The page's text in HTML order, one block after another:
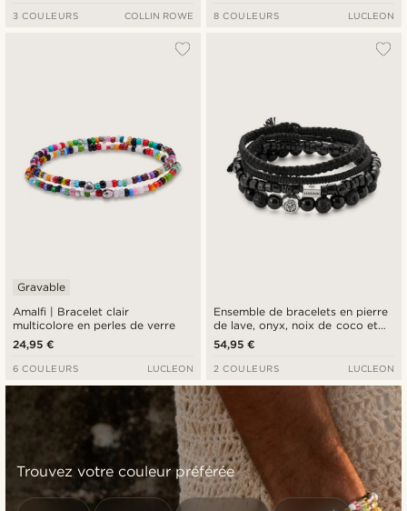
3 COULEURS COLLIN ROWE 8 COULEURS LUCLEON
Amalfi | Bracelet clair
multicolore en perles de verre
Gravable
24,95 €
6 COULEURS LUCLEON
Ensemble de bracelets en pierre
de lave, onyx, noix de coco et
argent sterling
54,95 €
2 COULEURS LUCLEON
Trouvez votre couleur préférée